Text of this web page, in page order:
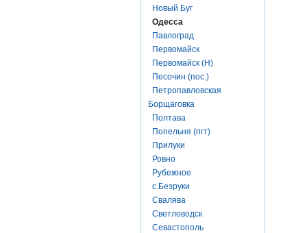
Новый Буг
Одесса
Павлоград
Первомайск
Первомайск (Н)
Песочин (пос.)
Петропавловская
Борщаговка
Полтава
Попельня (пгт)
Прилуки
Ровно
Рубежное
с.Безруки
Свалява
Светловодск
Севастополь